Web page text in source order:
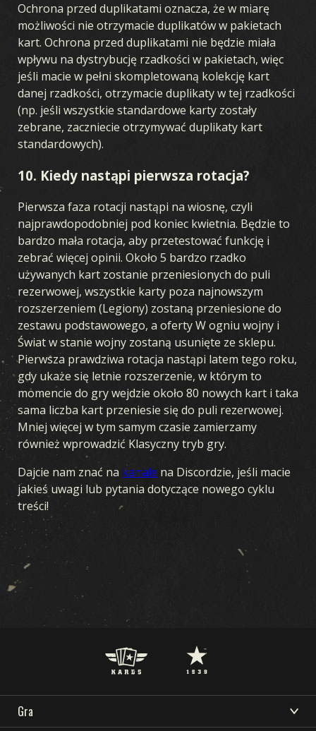
Ochrona przed duplikatami oznacza, że w miarę
możliwości nie otrzymacie duplikatów w pakietach
kart. Ochrona przed duplikatami nie będzie miała
wpływu na dystrybucję rzadkości w pakietach, więc
jeśli macie w pełni skompletowaną kolekcję kart
danej rzadkości, otrzymacie duplikaty w tej rzadkości
(np. jeśli wszystkie standardowe karty zostały
zebrane, zaczniecie otrzymywać duplikaty kart
standardowych).
10. Kiedy nastąpi pierwsza rotacja?
Pierwsza faza rotacji nastąpi na wiosnę, czyli
najprawdopodobniej pod koniec kwietnia. Będzie to
bardzo mała rotacja, aby przetestować funkcję i
zebrać więcej opinii. Około 5 bardzo rzadko
używanych kart zostanie przeniesionych do puli
rezerwowej, wszystkie karty poza najnowszym
rozszerzeniem (Legiony) zostaną przeniesione do
zestawu podstawowego, a oferty W ogniu wojny i
Świat w stanie wojny zostaną usunięte ze sklepu.
Pierwsza prawdziwa rotacja nastąpi latem tego roku,
gdy ukaże się letnie rozszerzenie, w którym to
momencie do gry wejdzie około 80 nowych kart i taka
sama liczba kart przeniesie się do puli rezerwowej.
Mniej więcej w tym samym czasie zamierzamy
również wprowadzić Klasyczny tryb gry.
Dajcie nam znać na kanale na Discordzie, jeśli macie
jakieś uwagi lub pytania dotyczące nowego cyklu
treści!
Gra